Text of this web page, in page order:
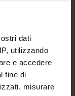
dati
utilizzando
e accedere
fine di
misurare